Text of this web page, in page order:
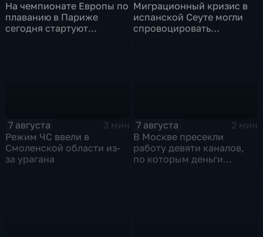
На чемпионате Европы по
плаванию в Париже
сегодня стартуют
Миграционный кризис в
испанской Сеуте могли
спровоцировать
7 августа
3 мин
Режим ЧС ввели в
Смоленской области из-
за урагана
7 августа
2 мин
В Москве пресекли
работу девяти каналов,
по которым деньги